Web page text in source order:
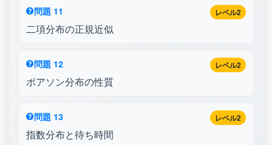
レベル2
問題 11
二項分布の正規近似
レベル2
問題 12
ポアソン分布の性質
レベル2
問題 13
指数分布と待ち時間